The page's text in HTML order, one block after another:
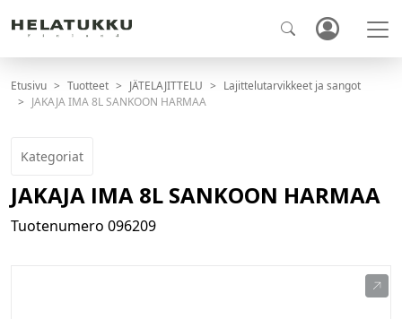
Etusivu Tuotteet JÄTELAJITTELU
Lajittelutarvikkeet ja sangot
JAKAJA IMA 8L SANKOON HARMAA
Kategoriat
JAKAJA IMA 8L SANKOON HARMAA
Tuotenumero 096209